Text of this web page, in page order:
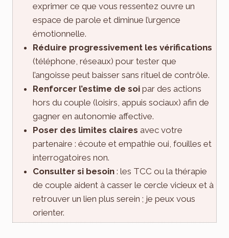
exprimer ce que vous ressentez ouvre un
espace de parole et diminue l’urgence
émotionnelle.
Réduire progressivement les vérifications
(téléphone, réseaux) pour tester que
l’angoisse peut baisser sans rituel de contrôle.
Renforcer l’estime de soi par des actions
hors du couple (loisirs, appuis sociaux) afin de
gagner en autonomie affective.
Poser des limites claires avec votre
partenaire : écoute et empathie oui, fouilles et
interrogatoires non.
Consulter si besoin : les TCC ou la thérapie
de couple aident à casser le cercle vicieux et à
retrouver un lien plus serein ; je peux vous
orienter.